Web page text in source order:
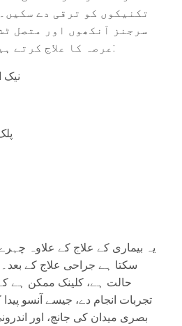
تکنیکوں کو ترقی دے
سرجنز آنکھوں اور متصل
عرصہ کا علاج کرتے ہیں، جن میں شامل ہیں:
نیک
یہ بیماری کے علاج کے علاوہ
سکتا ہے جراحی علاج کے
حالت ہے، کلینک ممکن ہے
تجربات انجام دے، جیسے آنسو پیدا
بصری میدان کی جانچ، اور